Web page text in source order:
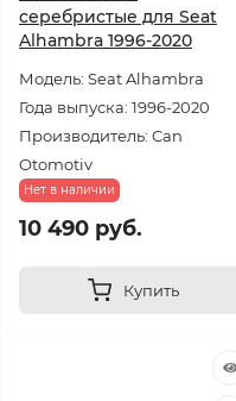
серебристые для Seat
Alhambra 1996-2020
Модель: Seat Alhambra
Года выпуска: 1996-2020
Производитель: Can
Otomotiv
Нет в наличии
10 490 руб.
Купить